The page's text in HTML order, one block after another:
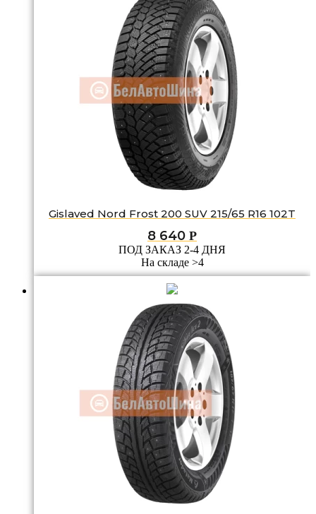
Gislaved Nord Frost 200 SUV 215/65 R16 102T
8 640 Р
ПОД ЗАКАЗ 2-4 ДНЯ
На складе >4